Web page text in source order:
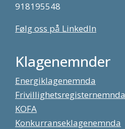
918195548
Følg oss på LinkedIn
Klagenemnder
Energiklagenemnda
Frivillighetsregisternemnda
KOFA
Konkurranseklagenemnda